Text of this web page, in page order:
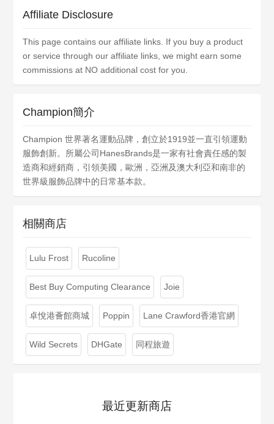
Affiliate Disclosure
This page contains our affiliate links. If you buy a product
or service through our affiliate links, we might earn some
commissions at NO additional cost for you.
Champion簡介
Champion 世界著名運動品牌，創立於1919並一直引領運動
服飾創新。所屬公司HanesBrands是一家有社會責任感的製
造商和經銷商，引領美國，歐洲，亞洲及澳大利亞和南非的
世界級服飾品牌中的日常基本款。
相關商店
Lulu Frost Rucoline
Best Buy Computing Clearance Joie
卓悅港薈館商城 Poppin Lane Crawford香港官網
Wild Secrets DHGate 同程旅遊
最近更新商店